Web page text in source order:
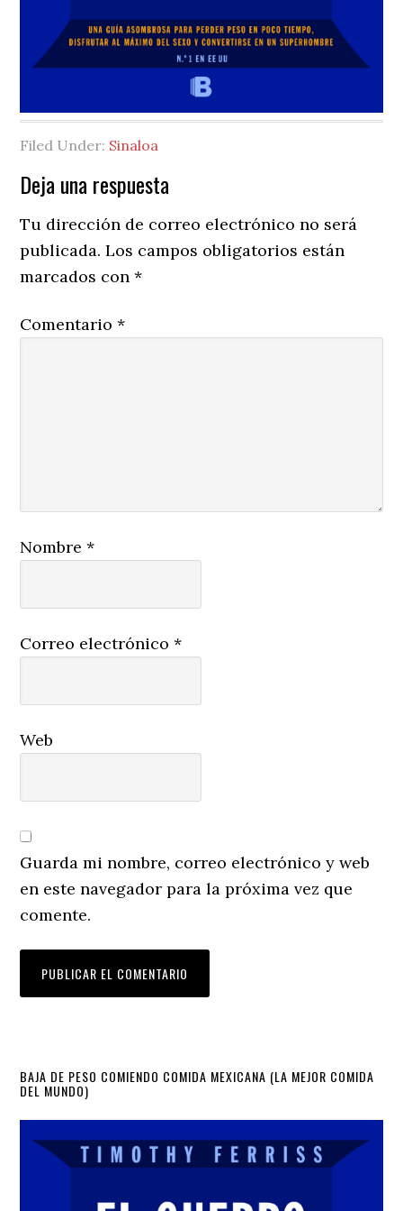
Filed Under: Sinaloa
Reader
Interactions
Deja una respuesta
Tu dirección de correo electrónico no será
publicada. Los campos obligatorios están
marcados con*
Comentario*
Nombre*
Correo electrónico*
Web
Guarda mi nombre, correo electrónico y web
en este navegador para la próxima vez que
comente.
Primary
Sidebar
BAJA DE PESO COMIENDO COMIDA MEXICANA (LA MEJOR COMIDA
DEL MUNDO)